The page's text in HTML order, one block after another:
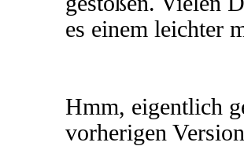
es einem leichter
Hmm, eigentlich
vorherigen